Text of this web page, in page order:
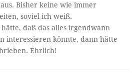
Bisher keine wie immer
soviel ich weiß.
daß das alles irgendwann
interessieren könnte, dann hätte
Ehrlich!